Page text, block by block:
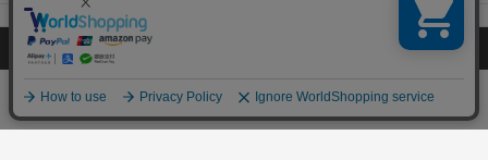
プライバシーポリシー